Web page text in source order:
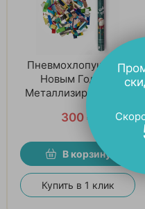
Пневмохлопушка, С
Новым Годом!,
Металлизированные
Зеленый, 1 шт
300₽
В корзину
Купить в 1 клик